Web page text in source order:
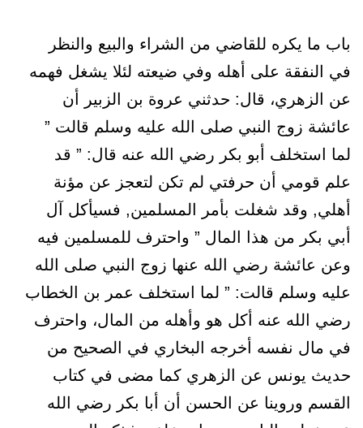
باب ما يكره للقاضي من الشراء والبيع والنظر
في النفقة على أهله وفي ضيعته لئلا يشغل فهمه
عن الزهري، قال: حدثني عروة بن الزبير أن
عائشة زوج النبي صلى الله عليه وسلم قالت ”
لما استخلف أبو بكر رضي الله عنه قال: ” قد
علم قومي أن حرفتي لم تكن لتعجز عن مؤنة
أهلي, وقد شغلت بأمر المسلمين, فسيأكل آل
أبي بكر من هذا المال ” واحترف للمسلمين فيه
وعن عائشة رضي الله عنها زوج النبي صلى الله
عليه وسلم قالت: ” لما استخلف عمر بن الخطاب
رضي الله عنه أكل هو وأهله من المال، واحترف
في مال نفسه أخرجه البخاري في الصحيح من
حديث يونس عن الزهري كما مضى في كتاب
القسم وروينا عن الحسن أن أبا بكر رضي الله